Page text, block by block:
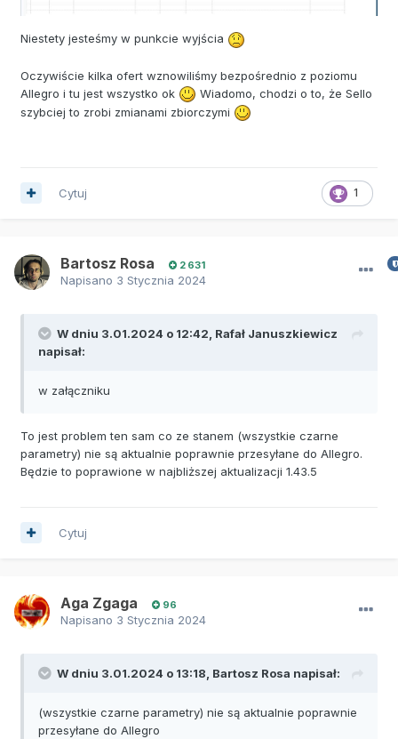
Niestety jesteśmy w punkcie wyjścia
Oczywiście kilka ofert wznowiliśmy bezpośrednio z poziomu
Allegro i tu jest wszystko ok
Wiadomo, chodzi o to, że Sello
szybciej to zrobi zmianami zbiorczymi
1
Cytuj
Bartosz Rosa 2 631
Napisano 3 Stycznia 2024
W dniu 3.01.2024 o 12:42, Rafał Januszkiewicz
napisał:
w załączniku
To jest problem ten sam co ze stanem (wszystkie czarne
parametry) nie są aktualnie poprawnie przesyłane do Allegro.
Będzie to poprawione w najbliższej aktualizacji 1.43.5
Cytuj
Aga Zgaga 96
Napisano 3 Stycznia 2024
W dniu 3.01.2024 o 13:18, Bartosz Rosa napisał:
(wszystkie czarne parametry) nie są aktualnie poprawnie
przesyłane do Allegro